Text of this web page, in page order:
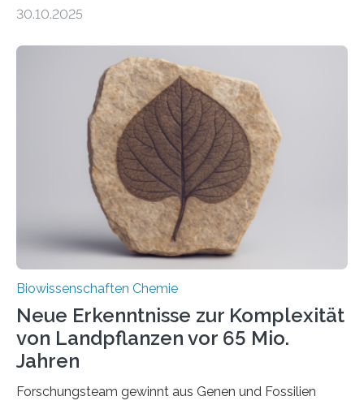
erfüllen können, müssen zahlreiche Enzyme präzise in
der Ruhr-Universität Bochum um Prof. Dr. Ralf Erdmann
und Dr. Ismaila Francis Yusuf hat nun einen bislang
unbekannten Qualitätskontrollmechanismus des
peroxisomalen Proteintransports in der Bäckerhefe
Saccharomyces cerevisiae entdeckt, der für die
Funktionsfähigkeit der Organellen entscheidend ist. Die
Studie wurde am 28. Oktober 2025 in der
Fachzeitschrift…
30.10.2025
Biowissenschaften Chemie
Neue Erkenntnisse zur Komplexität
von Landpflanzen vor 65 Mio.
Jahren
Forschungsteam gewinnt aus Genen und Fossilien